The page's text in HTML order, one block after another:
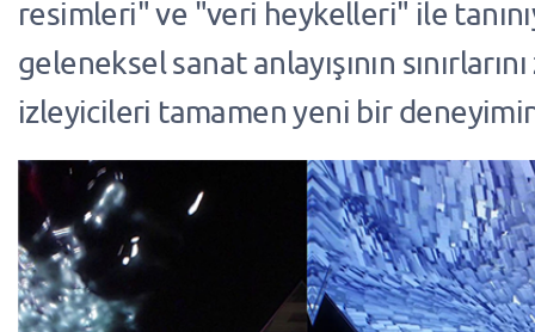
resimleri" ve "veri heykelleri" ile
geleneksel sanat anlayışının
izleyicileri tamamen yeni bir